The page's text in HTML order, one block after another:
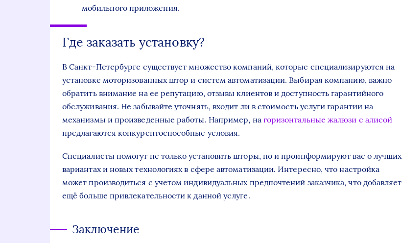
мобильного приложения.
Где заказать установку?
В Санкт-Петербурге существует множество компаний, которые специализируются на
установке моторизованных штор и систем автоматизации. Выбирая компанию, важно
обратить внимание на ее репутацию, отзывы клиентов и доступность гарантийного
обслуживания. Не забывайте уточнять, входит ли в стоимость услуги гарантии на
механизмы и произведенные работы. Например, на горизонтальные жалюзи с алисой
предлагаются конкурентоспособные условия.
Специалисты помогут не только установить шторы, но и проинформируют вас о лучших
вариантах и новых технологиях в сфере автоматизации. Интересно, что настройка
может производиться с учетом индивидуальных предпочтений заказчика, что добавляет
ещё больше привлекательности к данной услуге.
Заключение